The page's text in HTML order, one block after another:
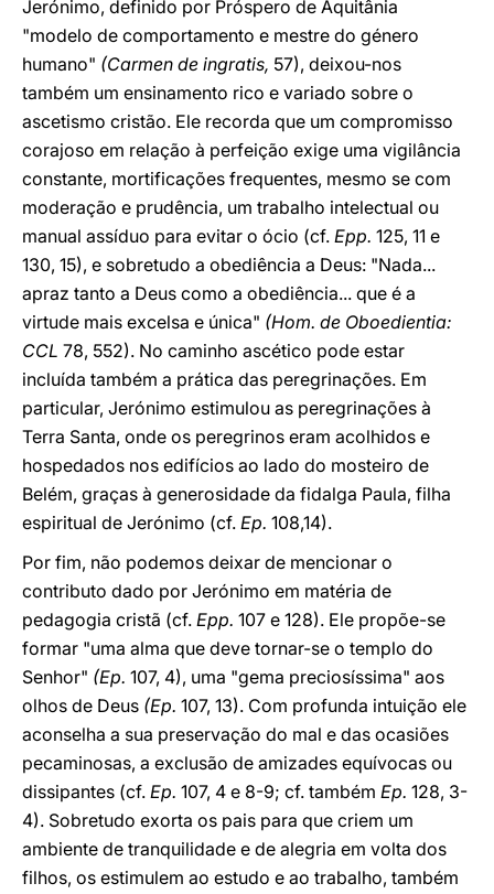
Jerónimo, definido por Próspero de Aquitânia
"modelo de comportamento e mestre do género
humano" (Carmen de ingratis, 57), deixou-nos
também um ensinamento rico e variado sobre o
ascetismo cristão. Ele recorda que um compromisso
corajoso em relação à perfeição exige uma vigilância
constante, mortificações frequentes, mesmo se com
moderação e prudência, um trabalho intelectual ou
manual assíduo para evitar o ócio (cf. Epp. 125, 11 e
130, 15), e sobretudo a obediência a Deus: "Nada...
apraz tanto a Deus como a obediência... que é a
virtude mais excelsa e única" (Hom. de Oboedientia:
CCL 78, 552). No caminho ascético pode estar
incluída também a prática das peregrinações. Em
particular, Jerónimo estimulou as peregrinações à
Terra Santa, onde os peregrinos eram acolhidos e
hospedados nos edifícios ao lado do mosteiro de
Belém, graças à generosidade da fidalga Paula, filha
espiritual de Jerónimo (cf. Ep. 108,14).
Por fim, não podemos deixar de mencionar o
contributo dado por Jerónimo em matéria de
pedagogia cristã (cf. Epp. 107 e 128). Ele propõe-se
formar "uma alma que deve tornar-se o templo do
Senhor" (Ep. 107, 4), uma "gema preciosíssima" aos
olhos de Deus (Ep. 107, 13). Com profunda intuição ele
aconselha a sua preservação do mal e das ocasiões
pecaminosas, a exclusão de amizades equívocas ou
dissipantes (cf. Ep. 107, 4 e 8-9; cf. também Ep. 128, 3-
4). Sobretudo exorta os pais para que criem um
ambiente de tranquilidade e de alegria em volta dos
filhos, os estimulem ao estudo e ao trabalho, também